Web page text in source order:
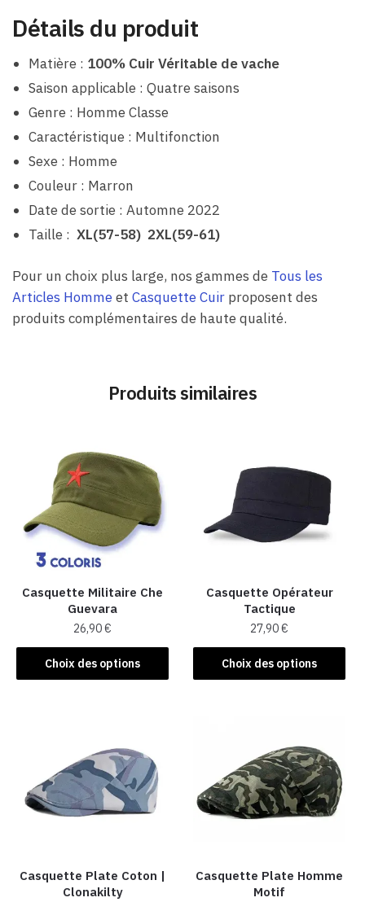
Détails du produit
Matière : 100% Cuir Véritable de vache
Saison applicable : Quatre saisons
Genre : Homme Classe
Caractéristique : Multifonction
Sexe : Homme
Couleur : Marron
Date de sortie : Automne 2022
Taille : XL(57-58) 2XL(59-61)
Pour un choix plus large, nos gammes de Tous les
Articles Hommeet Casquette Cuir proposent des
produits complémentaires de haute qualité.
Produits similaires
Casquette Militaire Che
Guevara
26,90€
Choix des options
Ce
produit
Les
options
peuvent
être
la
page
Casquette Opérateur
Tactique
27,90€
Choix des options
Ce
produit
Les
options
peuvent
être
la
page
Casquette Plate Coton |
Clonakilty
Casquette Plate Homme
Motif